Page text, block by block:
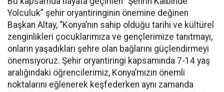
Yolculuk” şehir oryantiringinin önemine değinen
Başkan Altay, “Konya’nın sahip olduğu tarihi ve kültürel
zenginlikleri çocuklarımıza ve gençlerimize tanıtmayı,
onların yaşadıkları şehre olan bağlarını güçlendirmeyi
önemsiyoruz. Şehir oryantiringi kapsamında 7-14 yaş
aralığındaki öğrencilerimiz, Konya’mızın önemli
noktalarını eğlenerek keşfederken aynı zamanda